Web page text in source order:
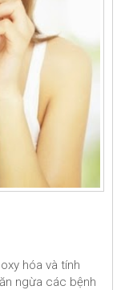
hóa và tính
ngừa các bệnh